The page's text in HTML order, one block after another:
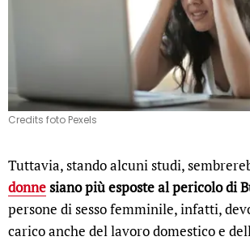
Credits foto Pexels
Tuttavia, stando alcuni studi,
donnesiano più esposte al pericolo di
persone di sesso femminile, infatti,
carico anche del lavoro domestico e